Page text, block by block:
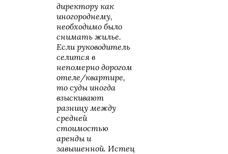
директору как
иногороднему,
необходимо было
снимать жилье.
Если руководитель
селится в
непомерно дорогом
отеле/квартире,
то суды иногда
взыскивают
разницу между
средней
стоимостью
аренды и
завышенной. Истец